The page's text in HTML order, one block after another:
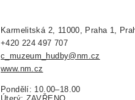
Karmelitská 2, 11000, Praha 1,
+420 224 497 707
c_muzeum_hudby@nm.cz
www.nm.cz
Pondělí: 10.00–18.00